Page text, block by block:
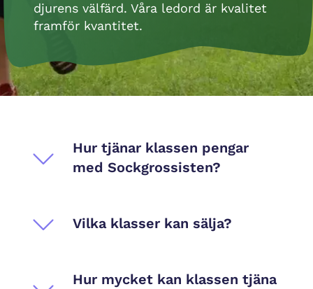
djurens välfärd. Våra ledord är kvalitet
framför kvantitet.
Hur tjänar klassen pengar
med Sockgrossisten?
Vilka klasser kan sälja?
Hur mycket kan klassen tjäna